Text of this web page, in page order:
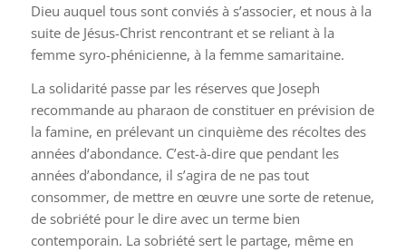
Dieu auquel tous sont conviés à s’associer, et nous à la
suite de Jésus-Christ rencontrant et se reliant à la
femme syro-phénicienne, à la femme samaritaine.
La solidarité passe par les réserves que Joseph
recommande au pharaon de constituer en prévision de
la famine, en prélevant un cinquième des récoltes des
années d’abondance. C’est-à-dire que pendant les
années d’abondance, il s’agira de ne pas tout
consommer, de mettre en œuvre une sorte de retenue,
de sobriété pour le dire avec un terme bien
contemporain. La sobriété sert le partage, même en